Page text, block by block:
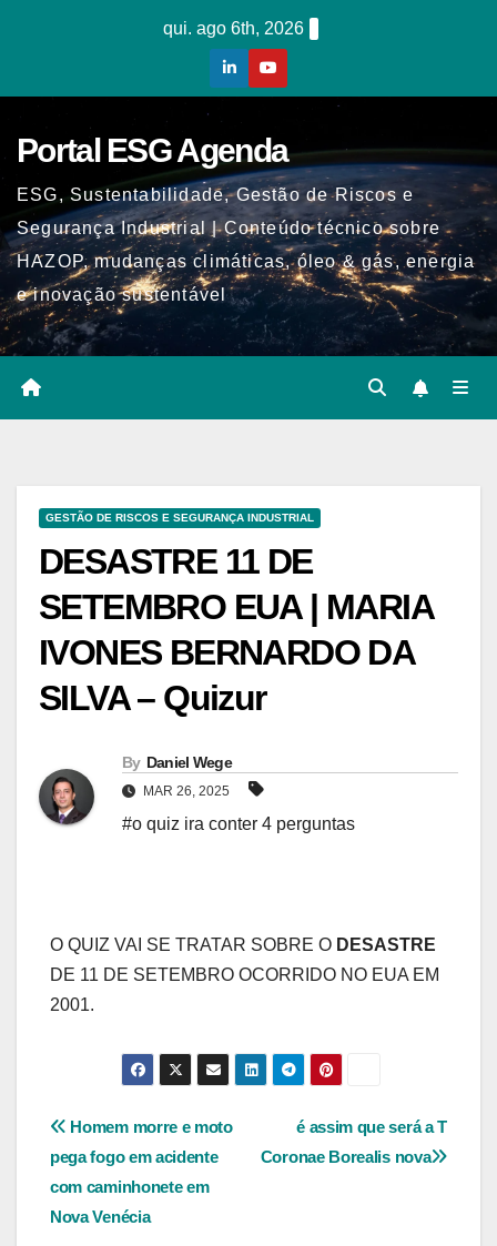
qui. ago 6th, 2026
Portal ESG Agenda
ESG, Sustentabilidade, Gestão de Riscos e
Segurança Industrial | Conteúdo técnico sobre
HAZOP, mudanças climáticas, óleo & gás, energia
e inovação sustentável
GESTÃO DE RISCOS E SEGURANÇA INDUSTRIAL
DESASTRE 11 DE
SETEMBRO EUA | MARIA
IVONES BERNARDO DA
SILVA – Quizur
By Daniel Wege
MAR 26, 2025
#o quiz ira conter 4 perguntas
O QUIZ VAI SE TRATAR SOBRE O DESASTRE
DE 11 DE SETEMBRO OCORRIDO NO EUA EM
2001.
Navegação
de
Post
é assim que será a T
Coronae Borealis nova
Homem morre e moto
pega fogo em acidente
com caminhonete em
Nova Venécia